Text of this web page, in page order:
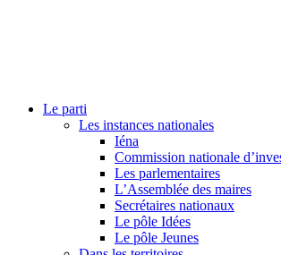
Le parti
Les instances nationales
Iéna
Commission nationale
Les parlementaires
L’Assemblée des maires
Secrétaires nationaux
Le pôle Idées
Le pôle Jeunes